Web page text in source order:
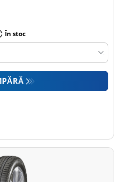
În stoc